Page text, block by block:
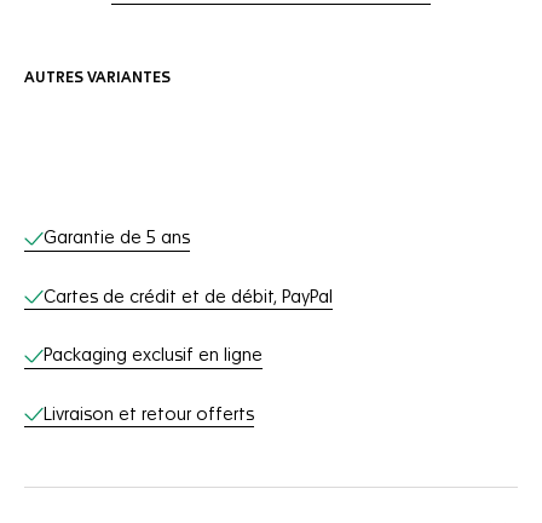
AUTRES VARIANTES
Services en ligne
Garantie de 5 ans
Cartes de crédit et de débit, PayPal
Packaging exclusif en ligne
Livraison et retour offerts